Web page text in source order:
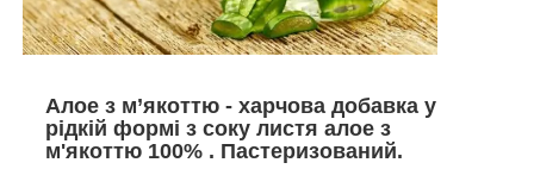
Алое з м’якоттю - харчова добавка у
рідкій формі з соку листя алое з
м'якоттю 100% . Пастеризований.